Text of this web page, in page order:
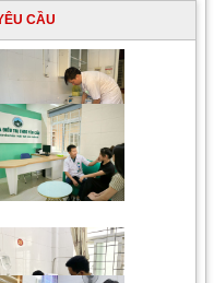
CẦU
bệnh nhân mắc
bệnh lý về xương,
khớp